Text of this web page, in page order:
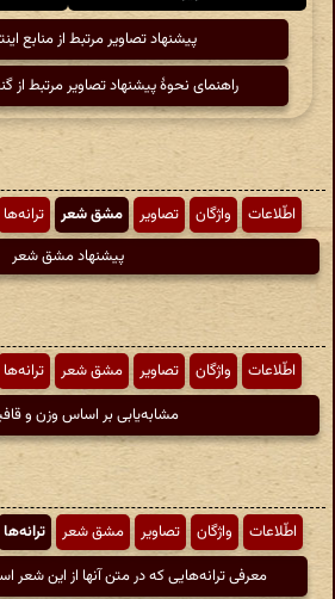
پیشنهاد تصاویر مرتبط از منابع
راهنمای نحوهٔ پیشنهاد تصاویر مرتبط از
اطّلاعات واژگان تصاویر مشق شعر ترانه‌ها
پیشنهاد مشق شعر
اطّلاعات واژگان تصاویر مشق شعر ترانه‌ها
مشابه‌یابی بر اساس وزن و
اطّلاعات واژگان تصاویر مشق شعر ترانه‌ها
معرفی ترانه‌هایی که در متن آنها از این